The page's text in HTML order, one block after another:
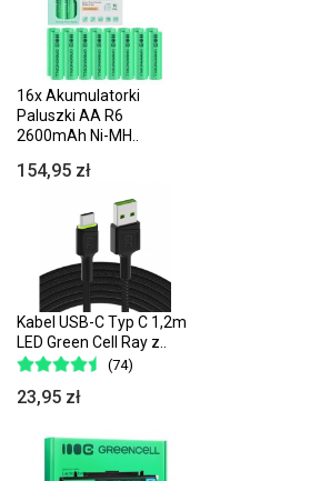
16x Akumulatorki
Paluszki AA R6
2600mAh Ni-MH..
154,95 zł
Kabel USB-C Typ C 1,2m
LED Green Cell Ray z..
(74)
23,95 zł